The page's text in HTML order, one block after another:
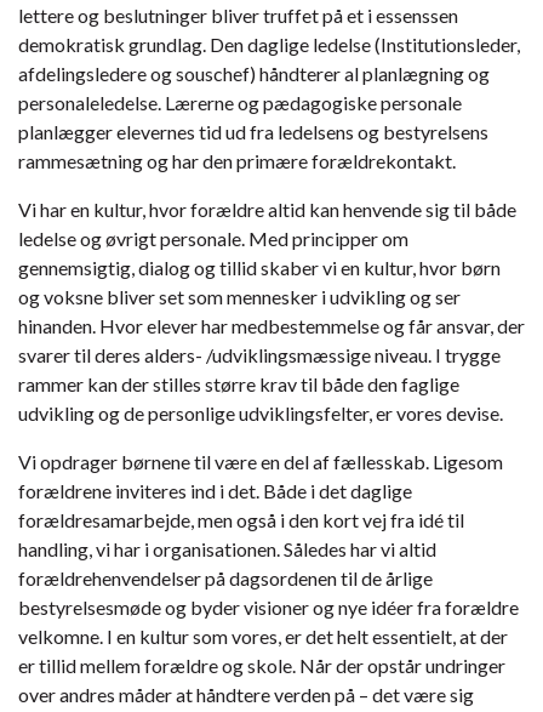
lettere og beslutninger bliver truffet på et i essenssen
demokratisk grundlag. Den daglige ledelse (Institutionsleder,
afdelingsledere og souschef) håndterer al planlægning og
personaleledelse. Lærerne og pædagogiske personale
planlægger elevernes tid ud fra ledelsens og bestyrelsens
rammesætning og har den primære forældrekontakt.
Vi har en kultur, hvor forældre altid kan henvende sig til både
ledelse og øvrigt personale. Med principper om
gennemsigtig, dialog og tillid skaber vi en kultur, hvor børn
og voksne bliver set som mennesker i udvikling og ser
hinanden. Hvor elever har medbestemmelse og får ansvar, der
svarer til deres alders- /udviklingsmæssige niveau. I trygge
rammer kan der stilles større krav til både den faglige
udvikling og de personlige udviklingsfelter, er vores devise.
Vi opdrager børnene til være en del af fællesskab. Ligesom
forældrene inviteres ind i det. Både i det daglige
forældresamarbejde, men også i den kort vej fra idé til
handling, vi har i organisationen. Således har vi altid
forældrehenvendelser på dagsordenen til de årlige
bestyrelsesmøde og byder visioner og nye idéer fra forældre
velkomne. I en kultur som vores, er det helt essentielt, at der
er tillid mellem forældre og skole. Når der opstår undringer
over andres måder at håndtere verden på – det være sig